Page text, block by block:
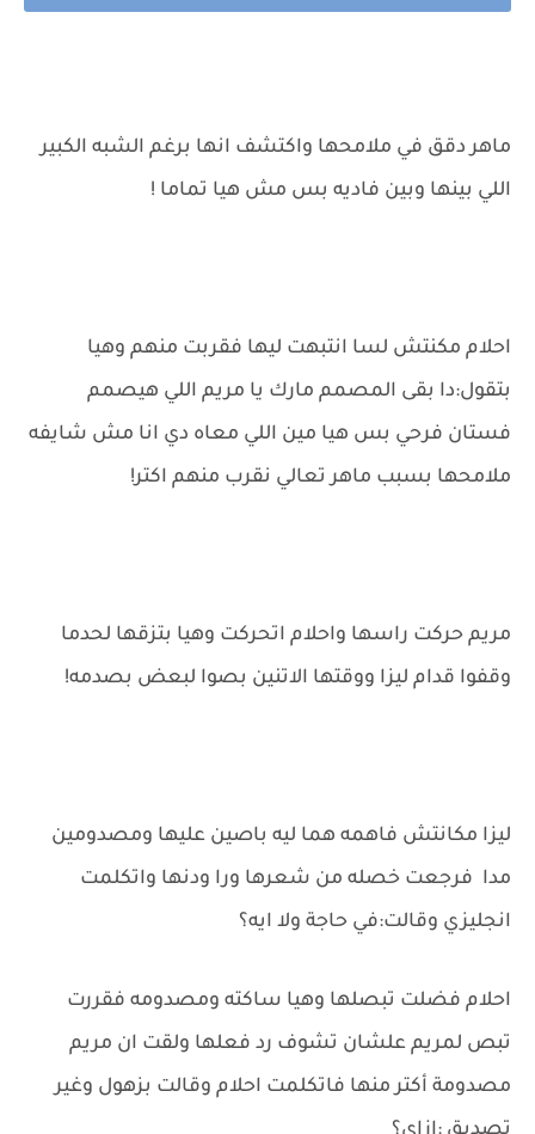
ماهر دقق في ملامحها واكتشف انها برغم الشبه الكبير
اللي بينها وبين فاديه بس مش هيا تماما !
احلام مكنتش لسا انتبهت ليها فقربت منهم وهيا
بتقول:دا بقى المصمم مارك يا مريم اللي هيصمم
فستان فرحي بس هيا مين اللي معاه دي انا مش شايفه
ملامحها بسبب ماهر تعالي نقرب منهم اكتر!
مريم حركت راسها واحلام اتحركت وهيا بتزقها لحدما
وقفوا قدام ليزا ووقتها الاتنين بصوا لبعض بصدمه!
ليزا مكانتش فاهمه هما ليه باصين عليها ومصدومين
مدا فرجعت خصله من شعرها ورا ودنها واتكلمت
انجليزي وقالت:في حاجة ولا ايه؟
احلام فضلت تبصلها وهيا ساكته ومصدومه فقررت
تبص لمريم علشان تشوف رد فعلها ولقت ان مريم
مصدومة أكتر منها فاتكلمت احلام وقالت بزهول وغير